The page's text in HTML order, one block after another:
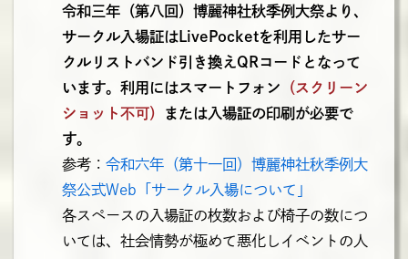
令和三年（第八回）博麗神社秋季例大祭より、
サークル入場証はLivePocketを利用したサー
クルリストバンド引き換えQRコードとなって
います。利用にはスマートフォン （スクリーン
ショット不可）
または入場証の印刷が必要で
す。
参考： 令和六年（第十一回）博麗神社秋季例大
祭公式Web「サークル入場について」
各スペースの入場証の枚数および椅子の数につ
いては、社会情勢が極めて悪化しイベントの人